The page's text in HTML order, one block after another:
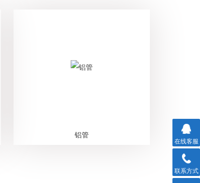
铝管
在线客服
联系方式